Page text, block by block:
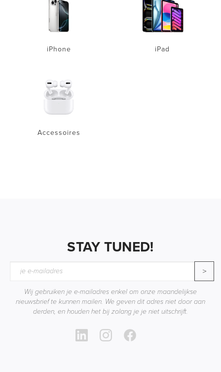
iPhone iPad
Accessoires
STAY TUNED!
>
Wij gebruiken je e-mailadres enkel om onze maandelijkse
nieuwsbrief te kunnen mailen. We geven dit adres niet door aan
derden, en houden het bij zolang je je niet uitschrijft.